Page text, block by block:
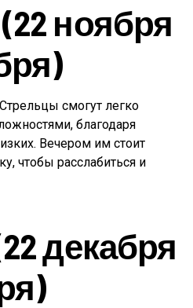
ноября
смогут легко
благодаря
Вечером им стоит
чтобы расслабиться и
декабря